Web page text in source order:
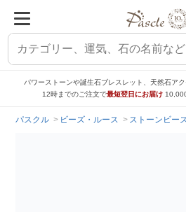
パワーストーンや誕生石ブレスレット、天然石ア
12時までのご注文で最短翌日にお届け
パスクル ビーズ・ルース ストーンビー